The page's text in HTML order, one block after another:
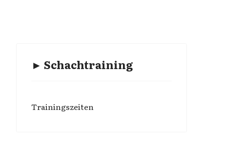
► Schachtraining
Trainingszeiten